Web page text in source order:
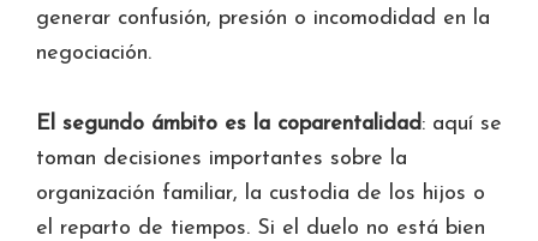
generar confusión, presión o incomodidad en la
negociación.
El segundo ámbito es la coparentalidad: aquí se
toman decisiones importantes sobre la
organización familiar, la custodia de los hijos o
el reparto de tiempos. Si el duelo no está bien